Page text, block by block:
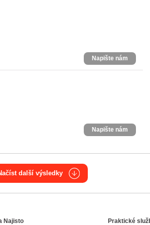
Napište nám
Napište nám
další výsledky
Najisto Praktické